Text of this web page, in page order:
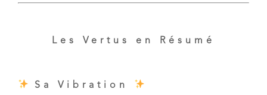
Les Vertus en Résumé
Sa Vibration